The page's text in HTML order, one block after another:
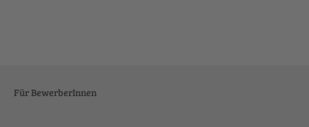
Für BewerberInnen